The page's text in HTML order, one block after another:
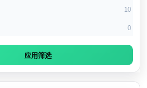
10
0
应用筛选